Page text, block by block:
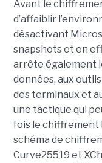
Avant le
d’affaiblir
désactivant
snapshots et en
arrête également
données, aux
des terminaux et
une tactique qui
fois le chiffrement
schéma de
Curve25519 et